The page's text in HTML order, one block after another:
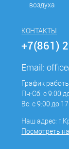
воздуха
КОНТАКТЫ
+7(861)
Email:
График
Пн-Сб: с 9:00
Вс: с 9:00 до
Наш адрес:
Посмотреть